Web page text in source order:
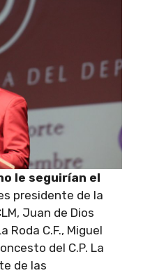
le seguirían el
presidente de la
Juan de Dios
Roda C.F., Miguel
del C.P. La
de las